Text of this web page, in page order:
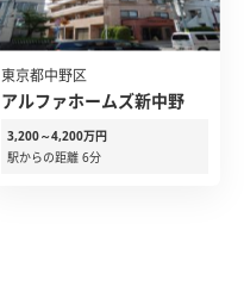
東京都中野区
アルファホームズ新中野
3,200～4,200万円
駅からの距離 6分